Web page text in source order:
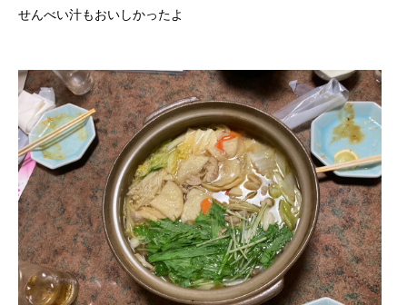
せんべい汁もおいしかったよ